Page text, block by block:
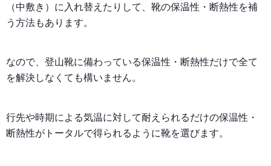
（中敷き）に入れ替えたりして、靴の保温性・断熱性を補
う方法もあります。
なので、登山靴に備わっている保温性・断熱性だけで全て
を解決しなくても構いません。
行先や時期による気温に対して耐えられるだけの保温性・
断熱性がトータルで得られるように靴を選びます。